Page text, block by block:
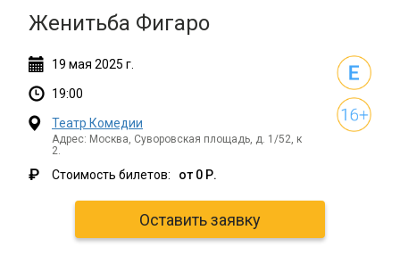
Женитьба Фигаро
19 мая 2025 г.
19:00
Театр Комедии
Адрес: Москва, Суворовская площадь, д. 1/52, к
2.
₽ Стоимость билетов: от 0 Р.
Оставить заявку